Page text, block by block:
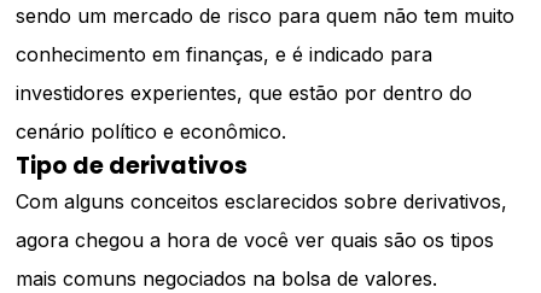
sendo um mercado de risco para quem não tem muito
conhecimento em finanças, e é indicado para
investidores experientes, que estão por dentro do
cenário político e econômico.
Tipo de derivativos
Com alguns conceitos esclarecidos sobre derivativos,
agora chegou a hora de você ver quais são os tipos
mais comuns negociados na bolsa de valores.